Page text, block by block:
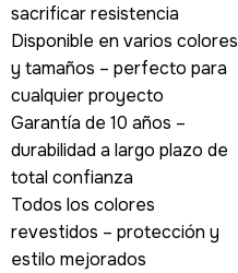
sacrificar resistencia
Disponible en varios colores
y tamaños – perfecto para
cualquier proyecto
Garantía de 10 años –
durabilidad a largo plazo de
total confianza
Todos los colores
revestidos – protección y
estilo mejorados